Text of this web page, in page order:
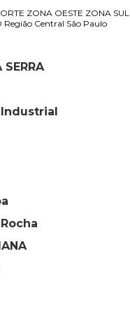
ZONA OESTE ZONA SUL
Região Central São Paulo
SERRA
Industrial